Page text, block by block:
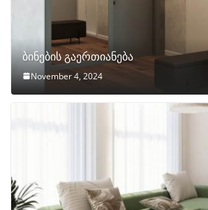
ბინების გაერთიანება
November 4, 2024